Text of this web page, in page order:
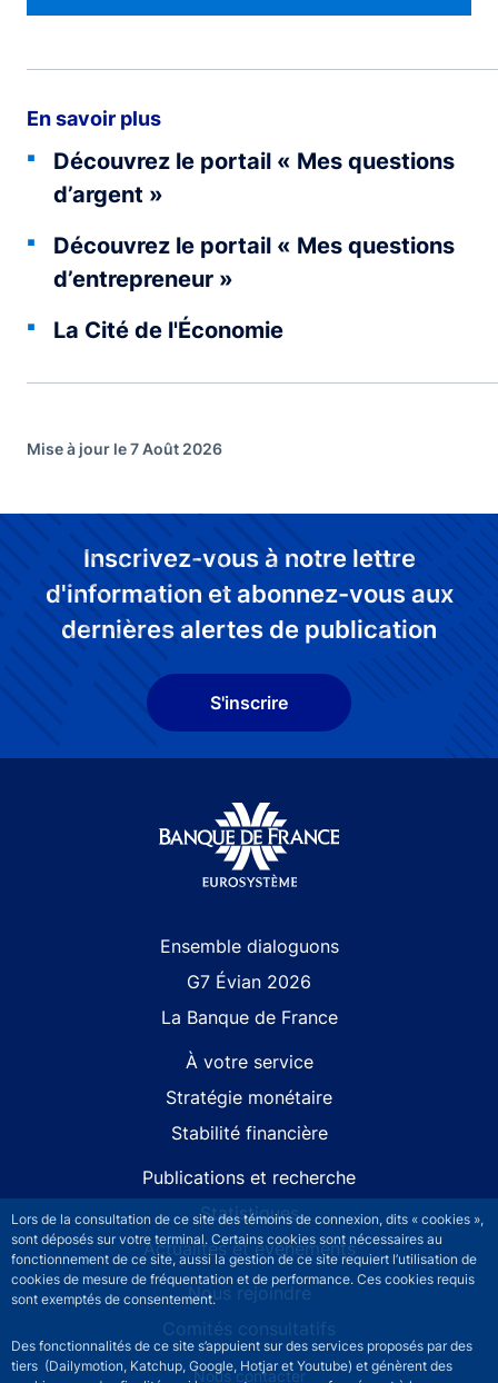
Lors de la consultation de ce site des témoins de connexion, dits « cookies »,
sont déposés sur votre terminal. Certains cookies sont nécessaires au
fonctionnement de ce site, aussi la gestion de ce site requiert l’utilisation de
cookies de mesure de fréquentation et de performance. Ces cookies requis
sont exemptés de consentement.
Des fonctionnalités de ce site s’appuient sur des services proposés par des
tiers (Dailymotion, Katchup, Google, Hotjar et Youtube) et génèrent des
En savoir plus
Découvrez le portail « Mes questions
d’argent »
Découvrez le portail « Mes questions
d’entrepreneur »
La Cité de l'Économie
Mise à jour le 7 Août 2026
Inscrivez-vous à notre lettre
d'information et abonnez-vous aux
dernières alertes de publication
S'inscrire
Ensemble dialoguons
G7 Évian 2026
La Banque de France
À votre service
Stratégie monétaire
Stabilité financière
Publications et recherche
Statistiques
Actualités et événements
Nous rejoindre
Comités consultatifs
Footer secondary menuNous contacter